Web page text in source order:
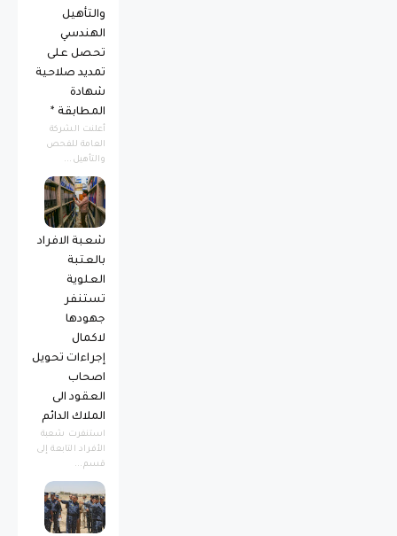
والتأهيل
الهندسي
تحصل على
تمديد صلاحية
شهادة
المطابقة *
أعلنت الشركة
العامة للفحص
والتأهيل...
شعبة الافراد
بالعتبة
العلوية
تستنفر
جهودها
لاكمال
إجراءات تحويل
اصحاب
العقود الى
الملاك الدائم
استنفرت شعبة
الأفراد التابعة إلى
قسم...